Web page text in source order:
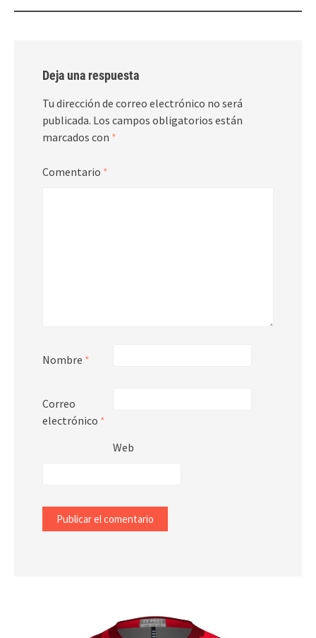
Deja una respuesta
Tu dirección de correo electrónico no será
publicada. Los campos obligatorios están
marcados con *
Comentario *
Nombre *
Correo
electrónico *
Web